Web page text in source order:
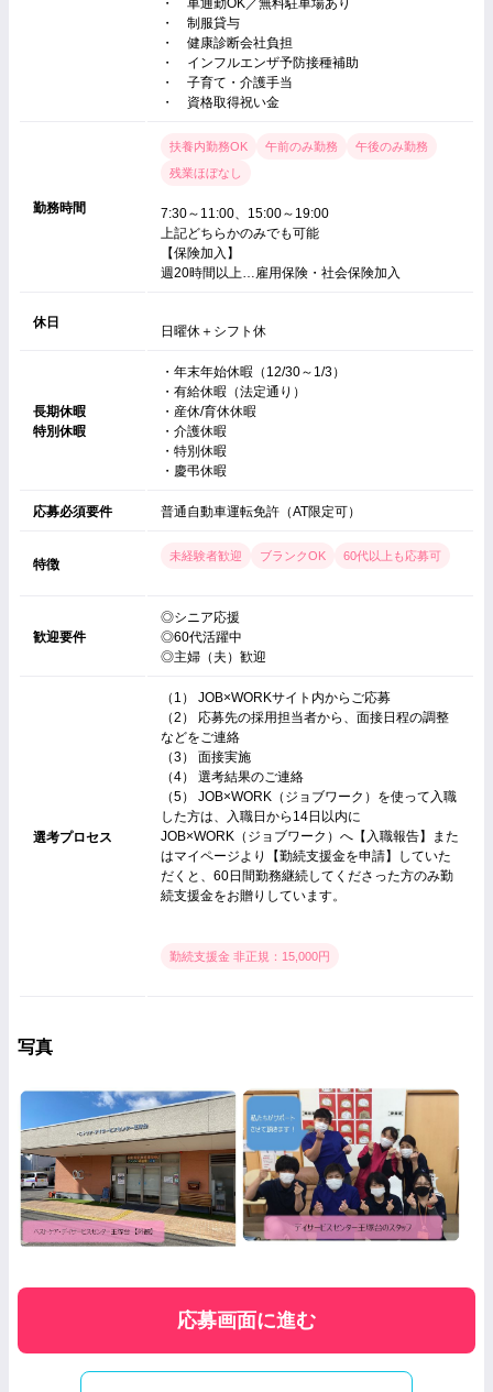
・ 車通勤OK／無料駐車場あり
・ 制服貸与
・ 健康診断会社負担
・ インフルエンザ予防接種補助
・ 子育て・介護手当
・ 資格取得祝い金
勤務時間
扶養内勤務OK 午前のみ勤務
午後のみ勤務
残業ほぼなし
7:30～11:00、15:00～19:00
上記どちらかのみでも可能
【保険加入】
週20時間以上…雇用保険・社会保険加入
休日
日曜休＋シフト休
長期休暇
特別休暇
・年末年始休暇（12/30～1/3）
・有給休暇（法定通り）
・産休/育休休暇
・介護休暇
・特別休暇
・慶弔休暇
応募必須要件 普通自動車運転免許（AT限定可）
特徴
未経験者歓迎 ブランクOK 60代以上も応募可
歓迎要件
◎シニア応援
◎60代活躍中
◎主婦（夫）歓迎
選考プロセス
（1） JOB×WORKサイト内からご応募
（2） 応募先の採用担当者から、面接日程の調整
などをご連絡
（3） 面接実施
（4） 選考結果のご連絡
（5） JOB×WORK（ジョブワーク）を使って入職
した方は、入職日から14日以内に
JOB×WORK（ジョブワーク）へ【入職報告】また
はマイページより【勤続支援金を申請】していた
だくと、60日間勤務継続してくださった方のみ勤
続支援金をお贈りしています。
勤続支援金 非正規：15,000円
写真
応募画面に進む